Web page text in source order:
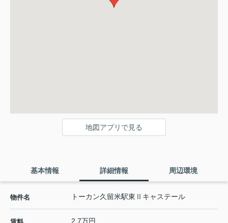
地図アプリで見る
基本情報 詳細情報 周辺環境
物件名 トーカン久留米駅東Ⅱキャステール
2.7万円